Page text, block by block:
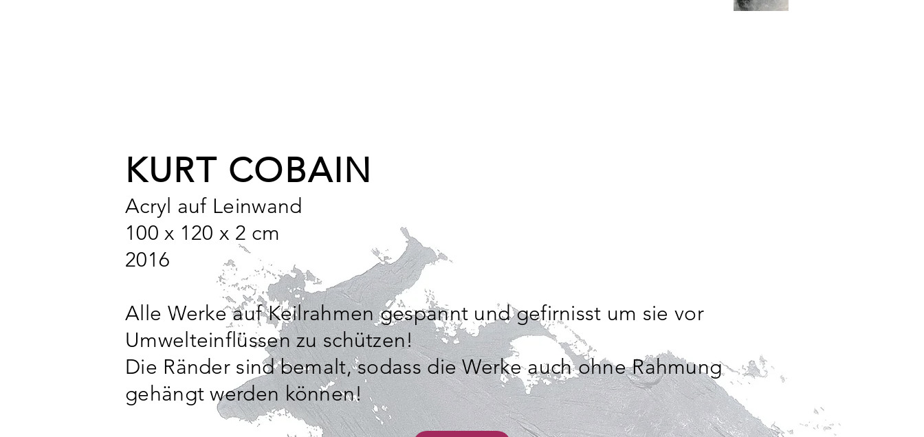
KURT COBAIN
Acryl auf Leinwand
100 x 120 x 2 cm
2016
Alle Werke auf Keilrahmen gespannt und gefirnisst um sie vor
Umwelteinflüssen zu schützen!
Die Ränder sind bemalt, sodass die Werke auch ohne Rahmung
gehängt werden können!